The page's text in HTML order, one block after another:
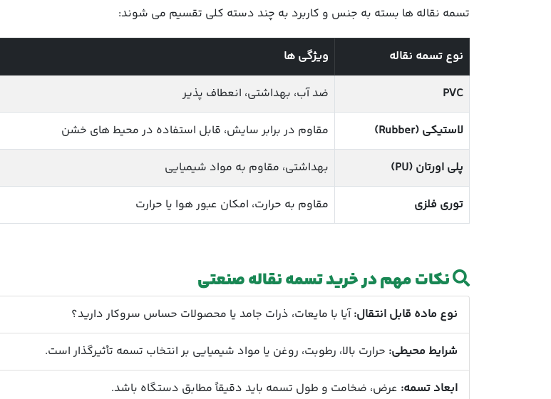
تسمه نقاله ها بسته به جنس و کاربرد به چند دسته کلی تقسیم می شوند:
نوع تسمه نقاله ویژگی ها
PVC ضد آب، بهداشتی، انعطاف پذیر
لاستیکی (Rubber) مقاوم در برابر سایش، قابل استفاده در محیط های خشن
پلی اورتان (PU) بهداشتی، مقاوم به مواد شیمیایی
توری فلزی مقاوم به حرارت، امکان عبور هوا یا حرارت
نکات مهم در خرید تسمه نقاله صنعتی
نوع ماده قابل انتقال:آیا با مایعات، ذرات جامد یا محصولات حساس سروکار دارید؟
شرایط محیطی: حرارت بالا، رطوبت، روغن یا مواد شیمیایی بر انتخاب تسمه تأثیرگذار است.
ابعاد تسمه: عرض، ضخامت و طول تسمه باید دقیقاً مطابق دستگاه باشد.